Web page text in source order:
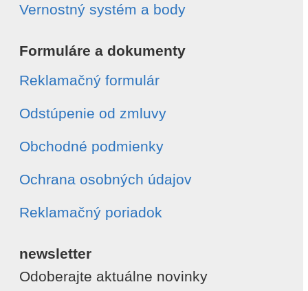
Vernostný systém a body
Formuláre a dokumenty
Reklamačný formulár
Odstúpenie od zmluvy
Obchodné podmienky
Ochrana osobných údajov
Reklamačný poriadok
newsletter
Odoberajte aktuálne novinky